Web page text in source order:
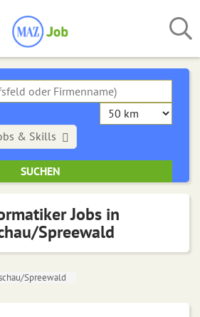
& Skills
Jobs in
Spreewald
Spreewald